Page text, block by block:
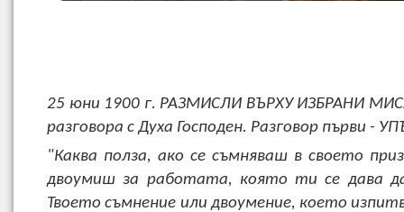
25 юни 1900 г. РАЗМИСЛИ ВЪРХУ ИЗБРАНИ
разговора с Духа Господен. Разговор първи -
"Каква полза, ако се съмняваш в своето
двоумиш за работата, която ти се дава
Твоето съмнение или двоумение, което